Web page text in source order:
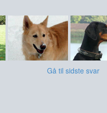
Gå til sidste svar